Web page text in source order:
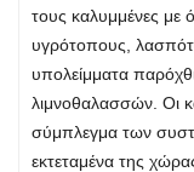
τους καλυμμένες με
υγρότοπους,
υπολείμματα
λιμνοθαλασσών. Οι
σύμπλεγμα των
εκτεταμένα της